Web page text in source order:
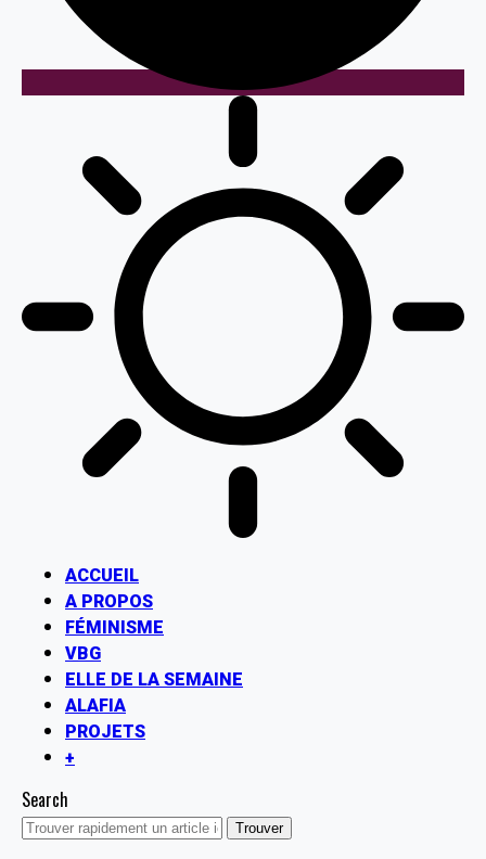
ACCUEIL
A PROPOS
FÉMINISME
VBG
ELLE DE LA SEMAINE
ALAFIA
PROJETS
+
Search